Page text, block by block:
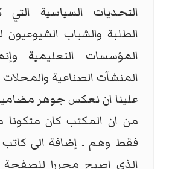
التحديات السياسية التي
الطلبة والشباب
المؤسسات التعليمية
المنشآت الصناعية والمحلات
علينا ان نعكس جوهر
من ان المكتب كان متكونا
فقط وهم ـ إضافة الى
الذي اصبح محررا